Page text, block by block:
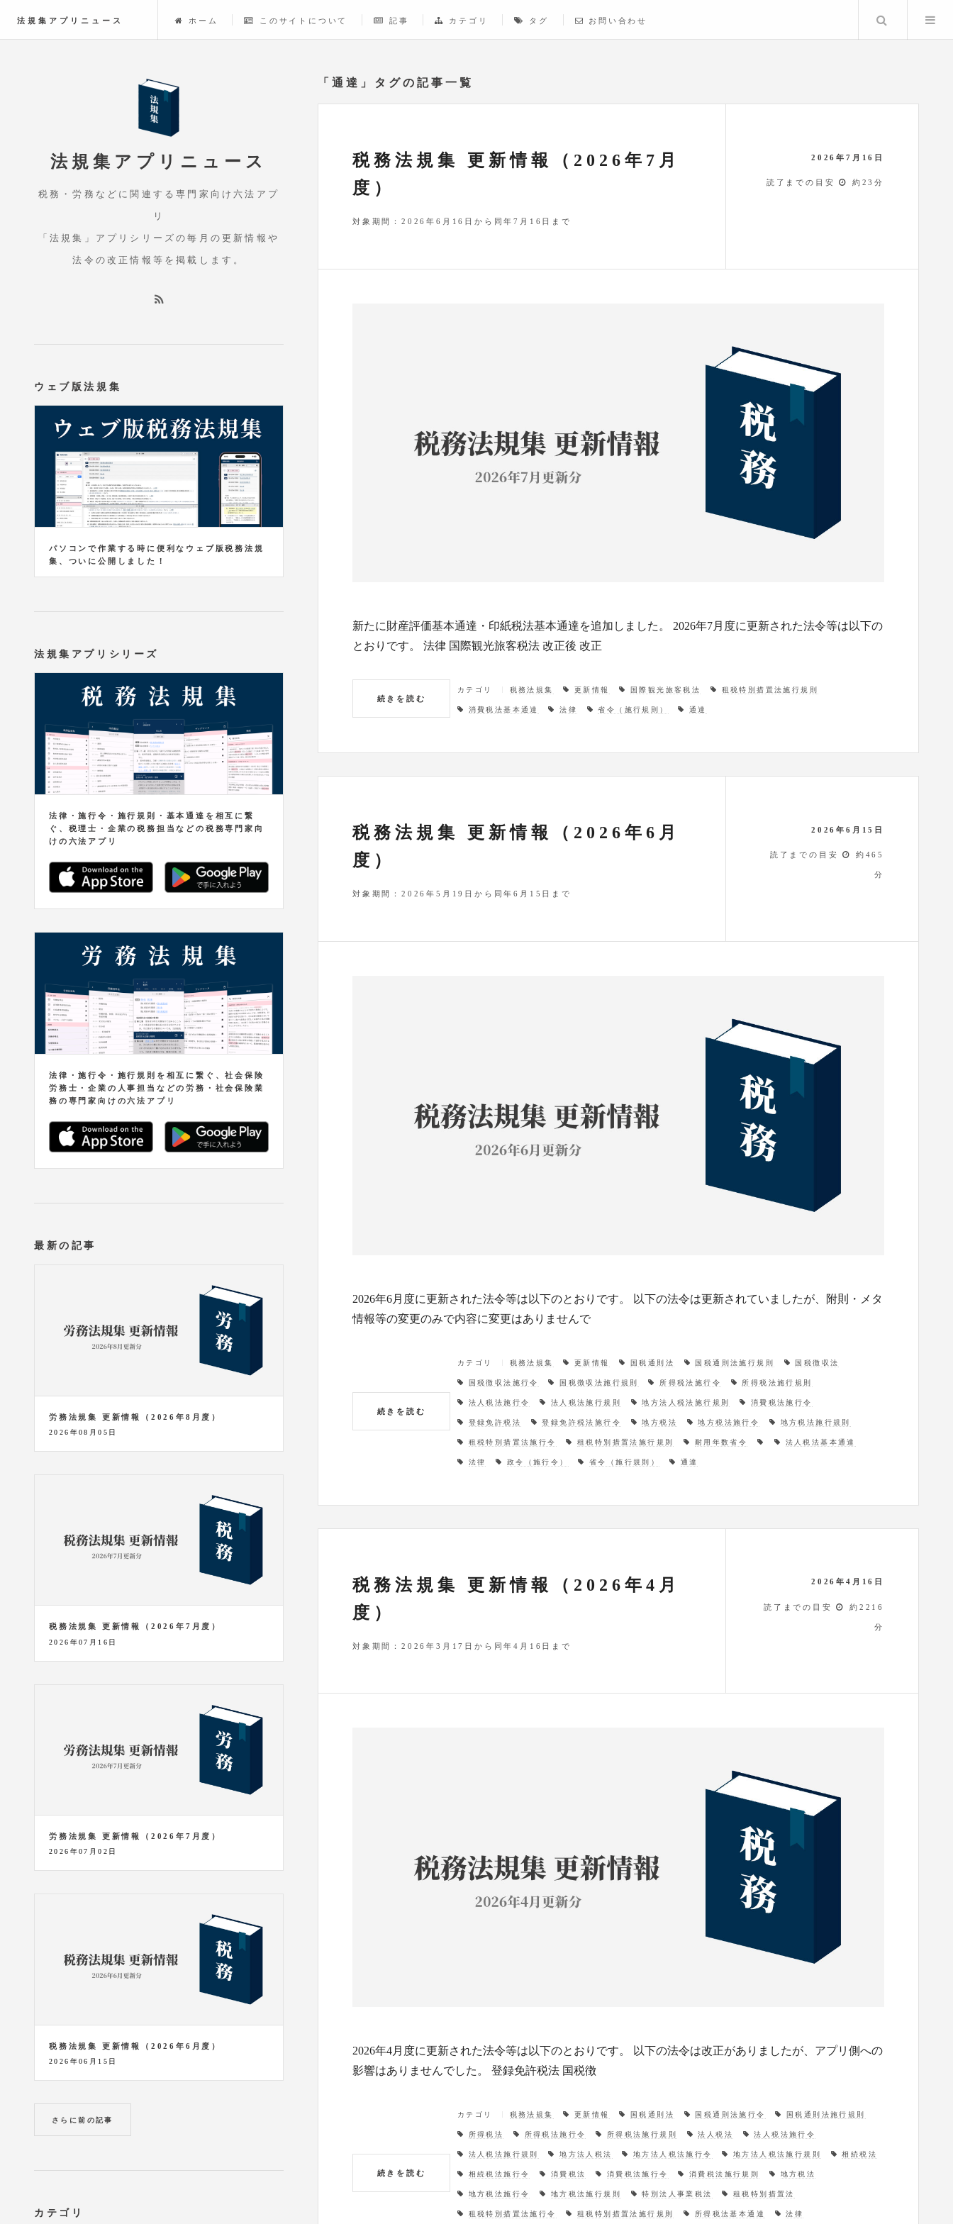
法規集アプリニュース ホーム このサイトについて 記事 カテゴリ タグ お問い合わせ 検索
「通達」タグの記事一覧
税務法規集 更新情報（2026年7月
度）
対象期間：2026年6月16日から同年7月16日まで
2026年7月16日
読了までの目安 約23分
新たに財産評価基本通達・印紙税法基本通達を追加しました。 2026年7月度に更新された法令等は以下の
とおりです。 法律 国際観光旅客税法 改正後 改正
続きを読む
カテゴリ 税務法規集 更新情報 国際観光旅客税法 租税特別措置法施行規則
消費税法基本通達 法律 省令（施行規則） 通達
税務法規集 更新情報（2026年6月
度）
対象期間：2026年5月19日から同年6月15日まで
2026年6月15日
読了までの目安 約465
分
2026年6月度に更新された法令等は以下のとおりです。 以下の法令は更新されていましたが、附則・メタ
情報等の変更のみで内容に変更はありませんで
続きを読む
カテゴリ 税務法規集 更新情報 国税通則法 国税通則法施行規則 国税徴収法
国税徴収法施行令 国税徴収法施行規則 所得税法施行令 所得税法施行規則
法人税法施行令 法人税法施行規則 地方法人税法施行規則 消費税法施行令
登録免許税法 登録免許税法施行令 地方税法 地方税法施行令 地方税法施行規則
租税特別措置法施行令 租税特別措置法施行規則 耐用年数省令 法人税法基本通達
法律 政令（施行令） 省令（施行規則） 通達
税務法規集 更新情報（2026年4月
度）
対象期間：2026年3月17日から同年4月16日まで
2026年4月16日
読了までの目安 約2216
分
2026年4月度に更新された法令等は以下のとおりです。 以下の法令は改正がありましたが、アプリ側への
影響はありませんでした。 登録免許税法 国税徴
続きを読む
カテゴリ 税務法規集 更新情報 国税通則法 国税通則法施行令 国税通則法施行規則
所得税法 所得税法施行令 所得税法施行規則 法人税法 法人税法施行令
法人税法施行規則 地方法人税法 地方法人税法施行令 地方法人税法施行規則 相続税法
相続税法施行令 消費税法 消費税法施行令 消費税法施行規則 地方税法
地方税法施行令 地方税法施行規則 特別法人事業税法 租税特別措置法
租税特別措置法施行令 租税特別措置法施行規則 所得税法基本通達 法律
法規集アプリニュース
税務・労務などに関連する専門家向け六法アプ
リ
「法規集」アプリシリーズの毎月の更新情報や
法令の改正情報等を掲載します。
ウェブ版法規集
パソコンで作業する時に便利なウェブ版税務法規
集、ついに公開しました！
法規集アプリシリーズ
法律・施行令・施行規則・基本通達を相互に繋
ぐ、税理士・企業の税務担当などの税務専門家向
けの六法アプリ
法律・施行令・施行規則を相互に繋ぐ、社会保険
労務士・企業の人事担当などの労務・社会保険業
務の専門家向けの六法アプリ
最新の記事
労務法規集 更新情報（2026年8月度）
2026年08月05日
税務法規集 更新情報（2026年7月度）
2026年07月16日
労務法規集 更新情報（2026年7月度）
2026年07月02日
税務法規集 更新情報（2026年6月度）
2026年06月15日
さらに前の記事
カテゴリ